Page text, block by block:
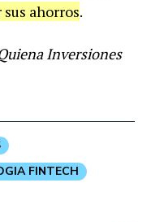
ahorros.
Inversiones
FINTECH